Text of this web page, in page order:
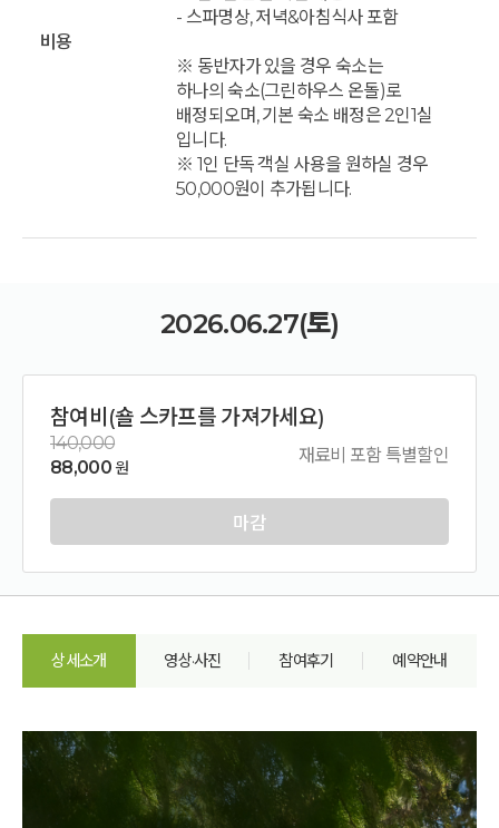
비용
- 스파명상, 저녁&아침식사 포함
※ 동반자가 있을 경우 숙소는
하나의 숙소(그린하우스 온돌)로
배정되오며, 기본 숙소 배정은 2인1실
입니다.
※ 1인 단독 객실 사용을 원하실 경우
50,000원이 추가됩니다.
2026.06.27(토)
참여비(숄 스카프를 가져가세요)
140,000
88,000 원
재료비 포함 특별할인
마감
상세소개 영상·사진 참여후기 예약안내